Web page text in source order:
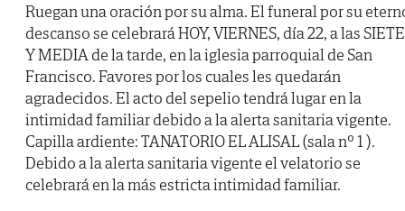
Ruegan una oración por su alma. El funeral por su
descanso se celebrará HOY, VIERNES, día 22, a las SIETE
Y MEDIA de la tarde, en la iglesia parroquial de San
Francisco. Favores por los cuales les quedarán
agradecidos. El acto del sepelio tendrá lugar en la
intimidad familiar debido a la alerta sanitaria vigente.
Capilla ardiente: TANATORIO EL ALISAL (sala nº 1 ).
Debido a la alerta sanitaria vigente el velatorio se
celebrará en la más estricta intimidad familiar.